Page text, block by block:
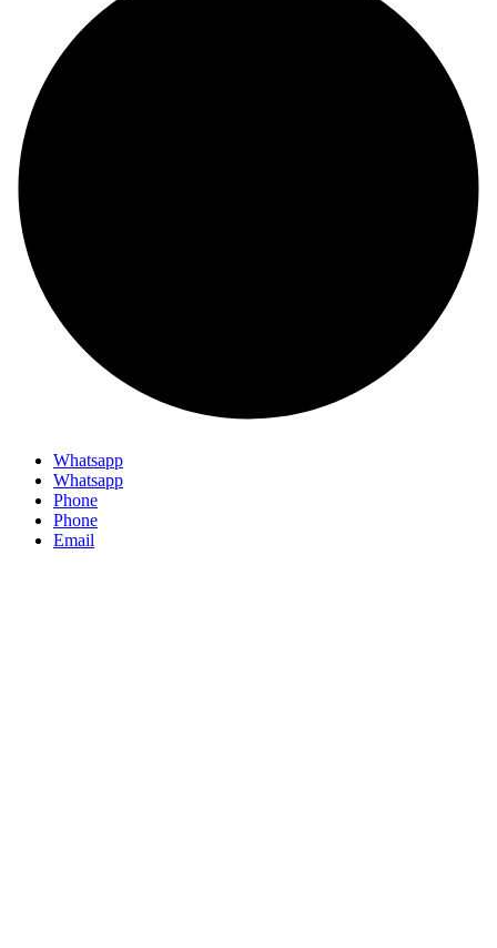
Whatsapp
Whatsapp
Phone
Phone
Email